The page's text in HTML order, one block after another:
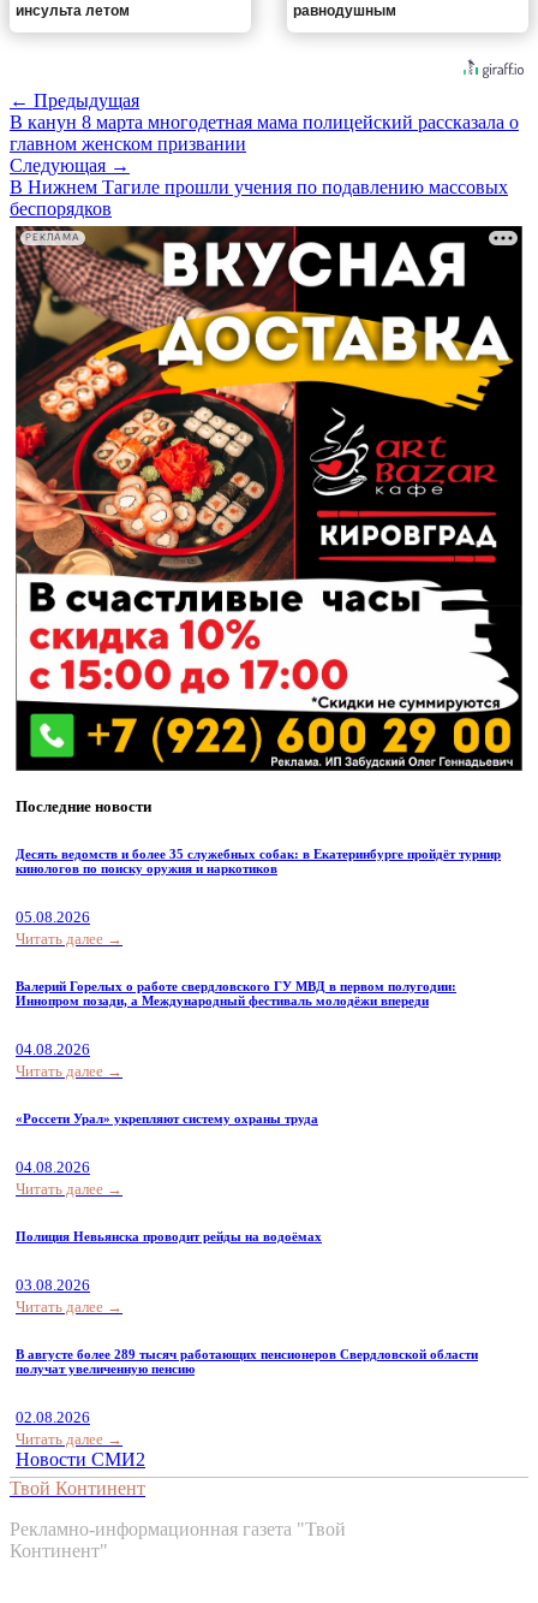
инсульта летом
равнодушным
← Предыдущая
В канун 8 марта многодетная мама полицейский рассказала о
главном женском призвании
Следующая →
В Нижнем Тагиле прошли учения по подавлению массовых
беспорядков
РЕКЛАМА
Последние новости
Десять ведомств и более 35 служебных собак: в Екатеринбурге пройдёт турнир
кинологов по поиску оружия и наркотиков
05.08.2026
Читать далее →
Валерий Горелых о работе свердловского ГУ МВД в первом полугодии:
Иннопром позади, а Международный фестиваль молодёжи впереди
04.08.2026
Читать далее →
«Россети Урал» укрепляют систему охраны труда
04.08.2026
Читать далее →
Полиция Невьянска проводит рейды на водоёмах
03.08.2026
Читать далее →
В августе более 289 тысяч работающих пенсионеров Свердловской области
получат увеличенную пенсию
02.08.2026
Читать далее →
Новости СМИ2
Твой Континент
Рекламно-информационная газета "Твой
Континент"